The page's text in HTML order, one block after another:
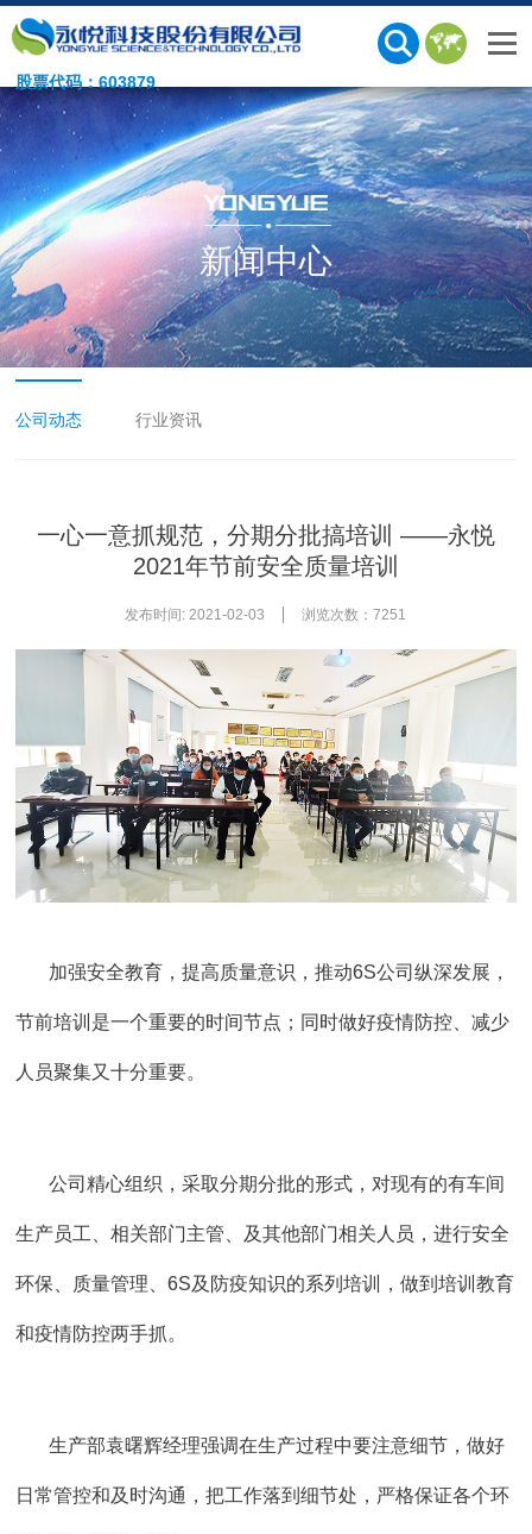
股票代码：603879
新闻中心
公司动态 行业资讯
一心一意抓规范，分期分批搞培训 ——永悦
2021年节前安全质量培训
发布时间: 2021-02-03 浏览次数：7251
加强安全教育，提高质量意识，推动6S公司纵深发展，
节前培训是一个重要的时间节点；同时做好疫情防控、减少
人员聚集又十分重要。
公司精心组织，采取分期分批的形式，对现有的有车间
生产员工、相关部门主管、及其他部门相关人员，进行安全
环保、质量管理、6S及防疫知识的系列培训，做到培训教育
和疫情防控两手抓。
生产部袁曙辉经理强调在生产过程中要注意细节，做好
日常管控和及时沟通，把工作落到细节处，严格保证各个环